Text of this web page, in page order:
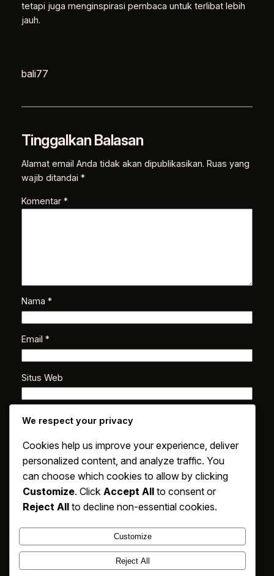
tetapi juga menginspirasi pembaca untuk terlibat lebih
jauh.
bali77
Tinggalkan Balasan
Alamat email Anda tidak akan dipublikasikan. Ruas yang
wajib ditandai *
Komentar *
Nama *
Email *
Situs Web
Simpan nama, email, dan situs web saya pada
We respect your privacy
Cookies help us improve your experience, deliver
personalized content, and analyze traffic. You
can choose which cookies to allow by clicking
Customize. Click Accept All to consent or
Reject All to decline non-essential cookies.
Customize
Reject All